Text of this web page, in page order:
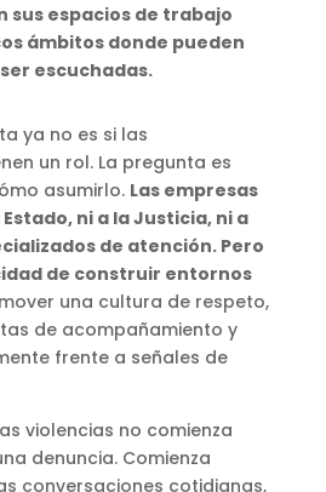
sus espacios de trabajo
ámbitos donde pueden
escuchadas.
ya no es si las
un rol. La pregunta es
asumirlo. Las empresas
ni a la Justicia, ni a
de atención. Pero
de construir entornos
una cultura de respeto,
de acompañamiento y
frente a señales de
violencias no comienza
denuncia. Comienza
conversaciones cotidianas,